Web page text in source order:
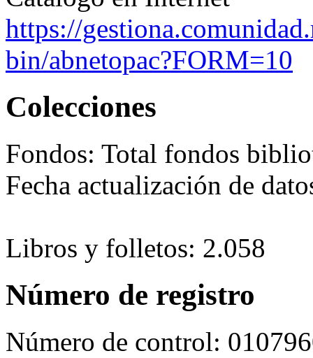
https://
bin/abnetopac?FORM=10
Colecciones
Fondos: Total fondos
Fecha actualización de
Libros y folletos: 2.058
Número de registro
Número de control: